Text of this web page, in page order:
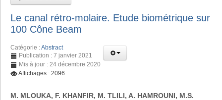
Le canal rétro-molaire. Etude biométrique sur
100 Cône Beam
Catégorie :Abstract
Publication : 7 janvier 2021
Mis à jour : 24 décembre 2020
Affichages : 2096
M. MLOUKA, F. KHANFIR, M. TLILI, A. HAMROUNI, M.S.